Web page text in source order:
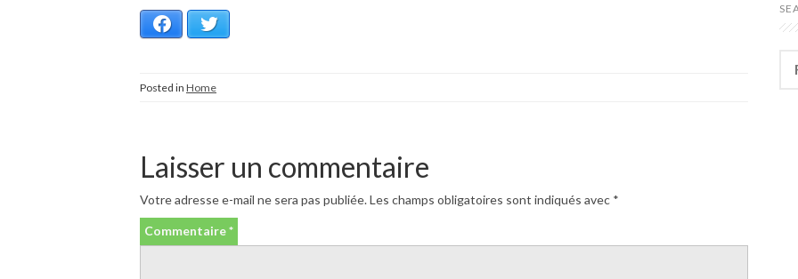
Facebook
Posted in Home
Laisser un commentaire
Votre adresse e-mail ne sera pas publiée.Les champs obligatoires sont indiqués avec *
Commentaire*